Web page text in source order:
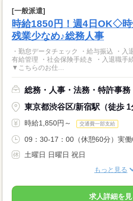
[一般派遣]
時給1850円！週4日OK◇
残業少なめ♪総務人事
・勤怠データチェック ・給与振込 ・入
有給管理 ・社会保険手続き ・入退職手
▼こちらのお仕...
総務・人事・法務・特許事務
東京都渋谷区/新宿駅（徒歩 1
時給1,850円～ 交通費一部支給
09：30-17：00（休憩60分）実働
土曜日 日曜日 祝日
もっと見る
求人詳細を見